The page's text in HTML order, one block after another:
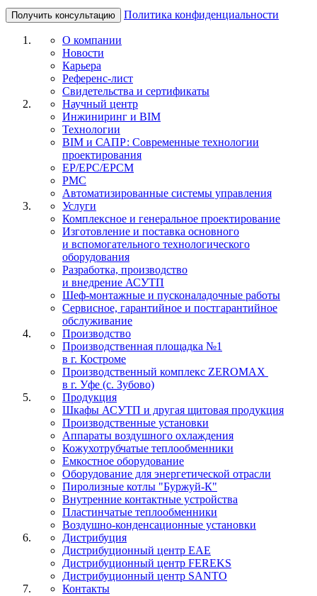
Получить консультацию Политика конфиденциальности
О компании
Новости
Карьера
Референс-лист
Свидетельства и сертификаты
Научный центр
Инжиниринг и BIM
Технологии
BIM и САПР: Современные технологии
проектирования
EP/EPC/EPCM
PMC
Автоматизированные системы управления
Услуги
Комплексное и генеральное проектирование
Изготовление и поставка основного
и вспомогательного технологического
оборудования
Разработка, производство
и внедрение АСУТП
Шеф-монтажные и пусконаладочные работы
Сервисное, гарантийное и постгарантийное
обслуживание
Производство
Производственная площадка №1
в г. Костроме
Производственный комплекс ZEROMAX
в г. Уфе (с. Зубово)
Продукция
Шкафы АСУТП и другая щитовая продукция
Производственные установки
Аппараты воздушного охлаждения
Кожухотрубчатые теплообменники
Емкостное оборудование
Оборудование для энергетической отрасли
Пиролизные котлы "Буржуй-К"
Внутренние контактные устройства
Пластинчатые теплообменники
Воздушно-конденсационные установки
Дистрибуция
Дистрибуционный центр EAE
Дистрибуционный центр FEREKS
Дистрибуционный центр SANTO
Контакты